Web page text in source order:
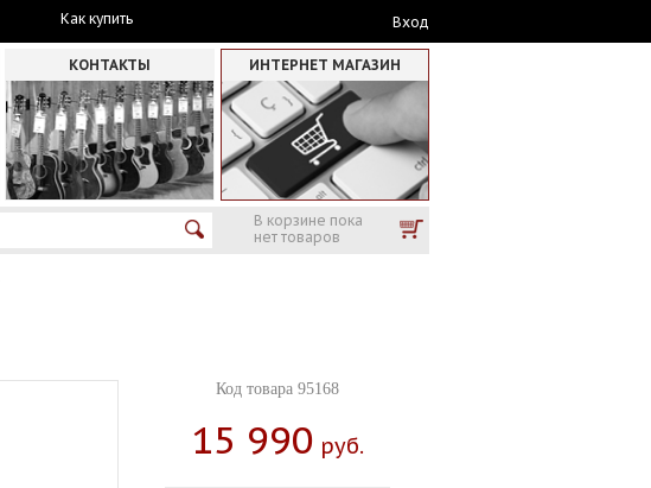
Как купить Вход
КОНТАКТЫ ИНТЕРНЕТ МАГАЗИН
В корзине пока
нет товаров
Код товара 95168
15 990 Руб.